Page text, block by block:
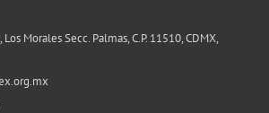
Morales Secc. Palmas, C.P. 11510, CDMX,